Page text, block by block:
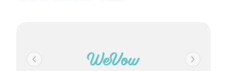
Previous Next